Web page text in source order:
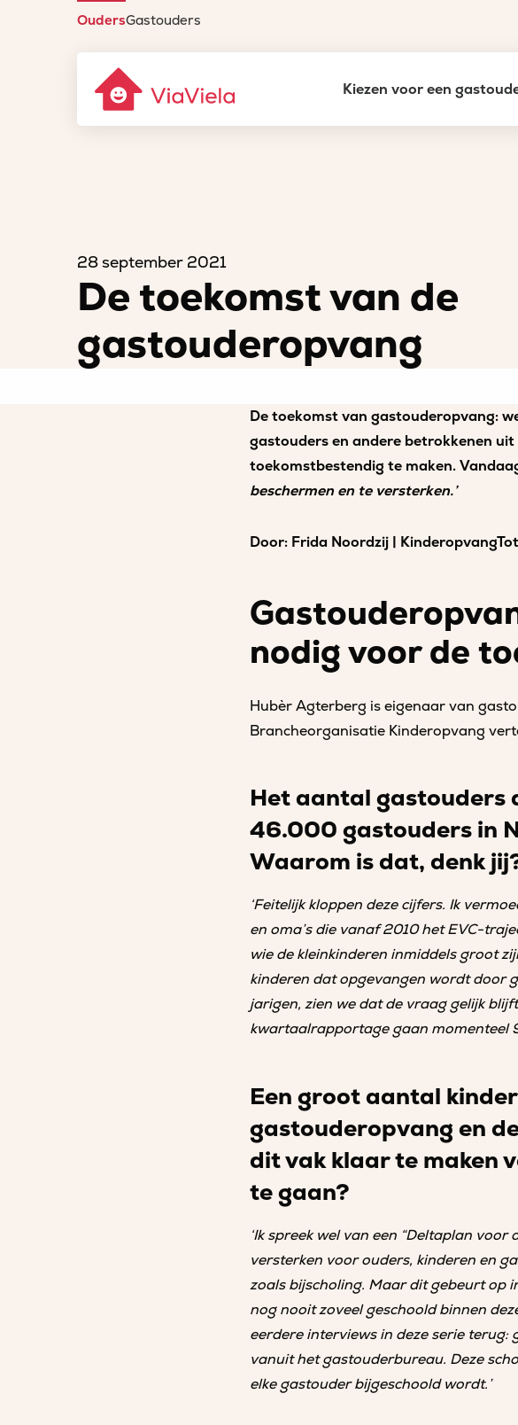
OudersGastouders
Gastouderbureau
ViaViela
Kiezen voor een
Homepage
Nieuws De toekomst van de gastouderopvang
28 september 2021
De toekomst van de
gastouderopvang
De toekomst van gastouderopvang:
gastouders en andere betrokkenen
toekomstbestendig te maken.
beschermen en te versterken.’
Door: Frida Noordzij |
nodig voor de
Hubèr Agterberg is eigenaar van
Brancheorganisatie Kinderopvang
Het aantal gastouders
46.000 gastouders in
Waarom is dat, denk
‘Feitelijk kloppen deze cijfers. Ik
en oma’s die vanaf 2010 het EVC-
wie de kleinkinderen inmiddels groot
kinderen dat opgevangen wordt door
jarigen, zien we dat de vraag gelijk
kwartaalrapportage gaan momenteel
Een groot aantal
gastouderopvang en
dit vak klaar te maken
te gaan?
‘Ik spreek wel van een “Deltaplan
versterken voor ouders, kinderen en
zoals bijscholing. Maar dit gebeurt op
nog nooit zoveel geschoold binnen
eerdere interviews in deze serie
vanuit het gastouderbureau. Deze
elke gastouder bijgeschoold wordt.’